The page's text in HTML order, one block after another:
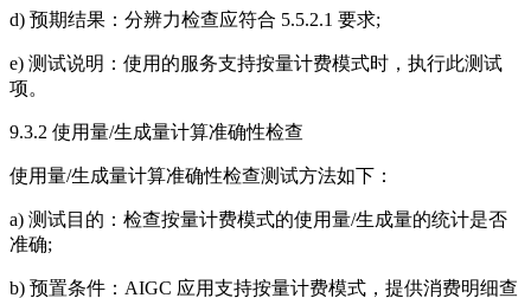
d) 预期结果：分辨力检查应符合 5.5.2.1 要求;
e) 测试说明：使用的服务支持按量计费模式时，执行此测试
项。
9.3.2 使用量/生成量计算准确性检查
使用量/生成量计算准确性检查测试方法如下：
a) 测试目的：检查按量计费模式的使用量/生成量的统计是否
准确;
b) 预置条件：AIGC 应用支持按量计费模式，提供消费明细查